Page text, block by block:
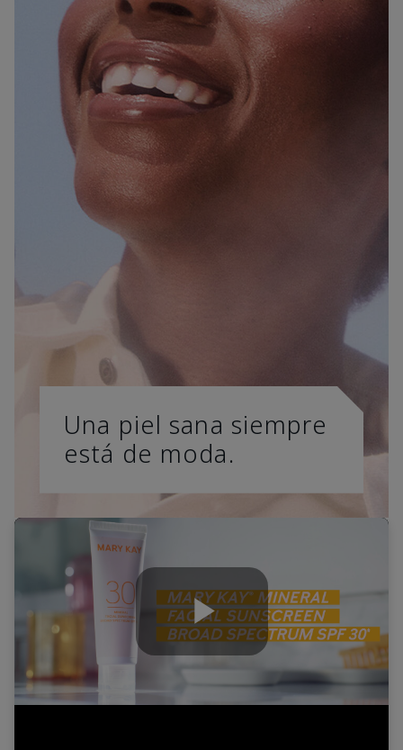
Una piel sana siempre
está de moda.
Play